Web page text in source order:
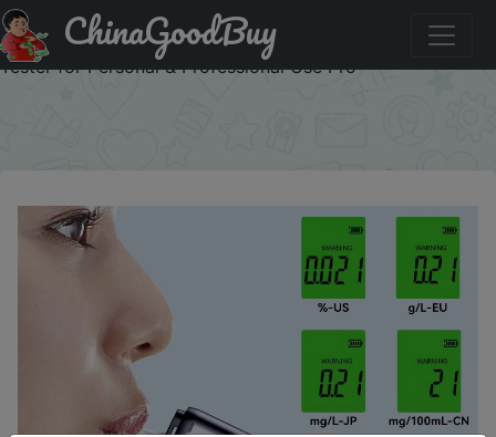
Придбати по знижці ZW Breathalyzer Rechargeable |
Professional-Grade Accuracy | Portable Breath Alcohol
Tester for Personal & Professional Use Pro
ChinaGoodBuy